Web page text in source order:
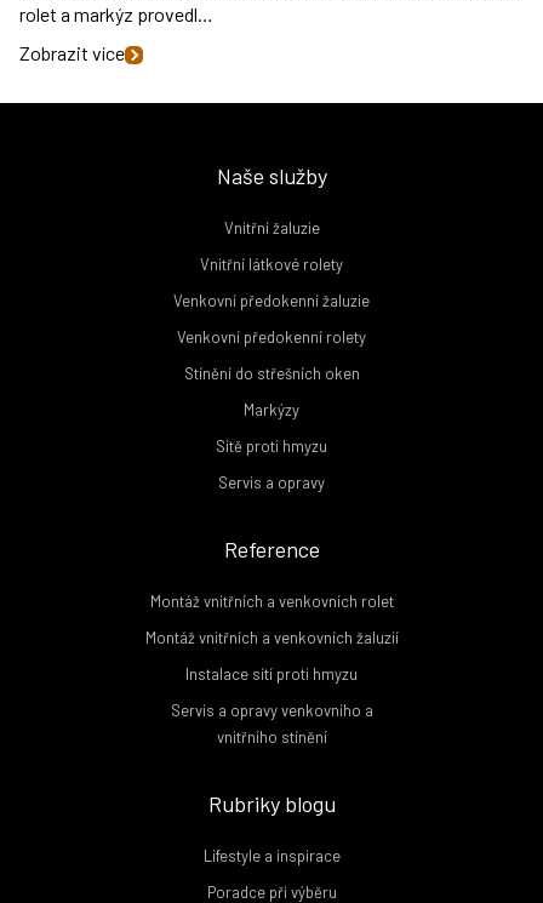
rolet a markýz provedl…
Zobrazit více
Naše služby
Vnitřní žaluzie
Vnitřní látkové rolety
Venkovní předokenní žaluzie
Venkovní předokenní rolety
Stínění do střešních oken
Markýzy
Sítě proti hmyzu
Servis a opravy
Reference
Montáž vnitřních a venkovních rolet
Montáž vnitřních a venkovních žaluzií
Instalace sítí proti hmyzu
Servis a opravy venkovního a
vnitřního stínění
Rubriky blogu
Lifestyle a inspirace
Poradce při výběru